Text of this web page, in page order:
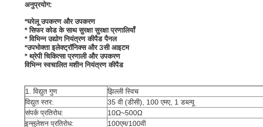
अनुप्रयोग:
*घरेलू उपकरण और उपकरण
* सिफर कोड के साथ सुरक्षा सुरक्षा प्रणालियाँ
* विभिन्न उद्योग नियंत्रण कीपैड पैनल
*उपभोक्ता इलेक्ट्रॉनिक्स और 3सी आइटम
* थ्रेपी चिकित्सा प्रणाली और उपकरण
विभिन्न स्वचालित मशीन नियंत्रण कीपैड
1. विद्युत गुण
झिल्ली स्विच
विद्युत स्तर:
35 वी (डीसी), 100 एमए, 1 डब्ल्यू
संपर्क प्रतिरोध:
10Ω~500Ω
इन्सुलेशन प्रतिरोध:
100एम/100वी